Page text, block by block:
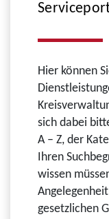
Hier können
sich dabei
A – Z, der
Ihren
wissen
gesetzlichen